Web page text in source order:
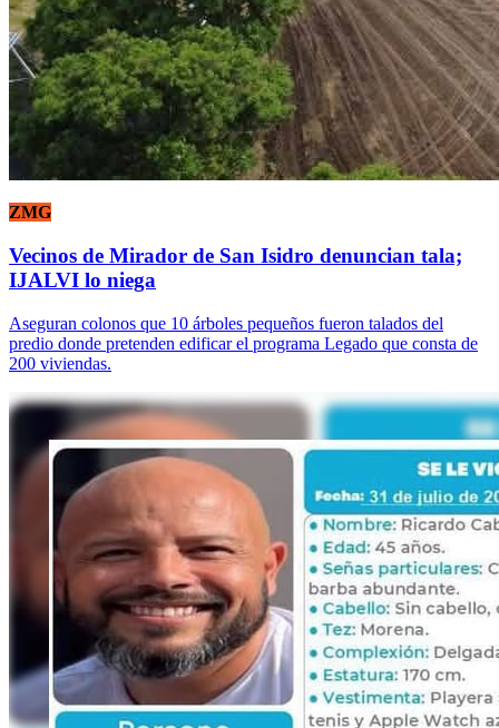
ZMG
Vecinos de Mirador de San Isidro denuncian tala;
IJALVI lo niega
Aseguran colonos que 10 árboles pequeños fueron talados del
predio donde pretenden edificar el programa Legado que consta de
200 viviendas.